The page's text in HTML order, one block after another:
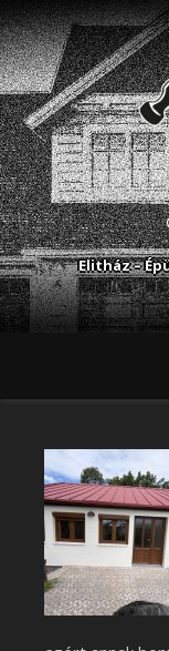
Elitház –